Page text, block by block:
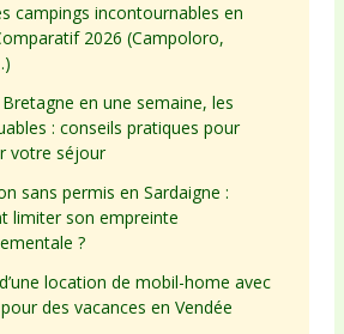
campings incontournables en
2026 (Campoloro,
en une semaine, les
: conseils pratiques pour
votre séjour
sans permis en Sardaigne :
limiter son empreinte
?
location de mobil-home avec
des vacances en Vendée